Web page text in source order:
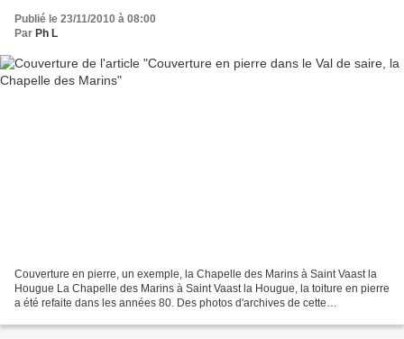
Publié le 23/11/2010 à 08:00
Par Ph L
Couverture en pierre, un exemple, la Chapelle des Marins à Saint Vaast la
Hougue La Chapelle des Marins à Saint Vaast la Hougue, la toiture en pierre
a été refaite dans les années 80. Des photos d'archives de cette